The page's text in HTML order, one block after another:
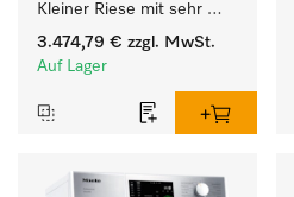
Kleiner Riese mit sehr
geringem
Energieverbrauch und
Füllgewicht 8 kg.
3.474,79 € zzgl. MwSt.
Auf Lager